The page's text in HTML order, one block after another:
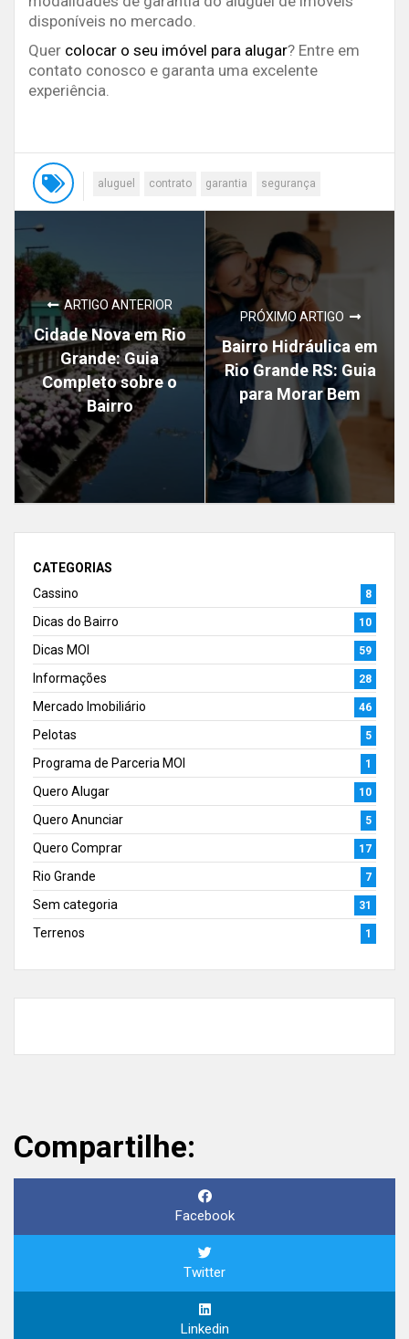
disponíveis no mercado.
Quer colocar o seu imóvel para alugar? Entre em
contato conosco e garanta uma excelente
experiência.
aluguel contrato garantia segurança
ARTIGO ANTERIOR
Cidade Nova em Rio
Grande: Guia
Completo sobre o
Bairro
PRÓXIMO ARTIGO
Bairro Hidráulica em
Rio Grande RS: Guia
para Morar Bem
CATEGORIAS
Cassino
8
Dicas do Bairro 10
Dicas MOI 59
Informações 28
Mercado Imobiliário 46
Pelotas 5
Programa de Parceria MOI 1
Quero Alugar 10
Quero Anunciar 5
Quero Comprar 17
Rio Grande 7
Sem categoria 31
Terrenos 1
Compartilhe:
Facebook
Twitter
Linkedin